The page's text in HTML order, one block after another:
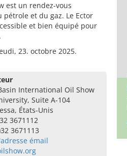
est un rendez-vous
et du gaz. Le Ector
et bien équipé pour
23. octobre 2025.
International Oil Show
Suite A-104
États-Unis
3671112
3671113
émail